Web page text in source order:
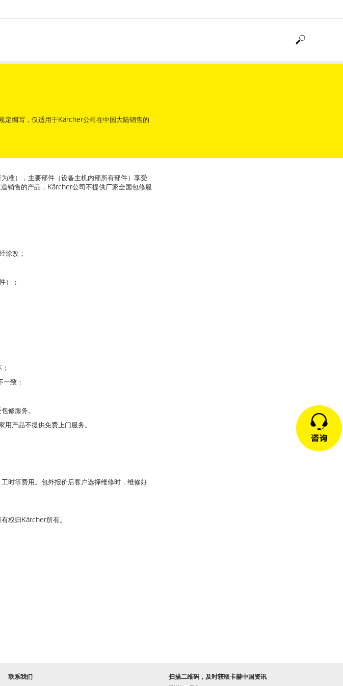
定编写，仅适用于Kärcher公司在中国大陆销售的
），主要部件（设备主机内部所有部件）享受
销售的产品，Kärcher公司不提供厂家全国包修服
涂改；
）；
致；
修服务。
产品不提供免费上门服务。
等费用。包外报价后客户选择维修时，维修好
权归Kärcher所有。
联系我们 扫描二维码，及时获取卡赫中国资讯